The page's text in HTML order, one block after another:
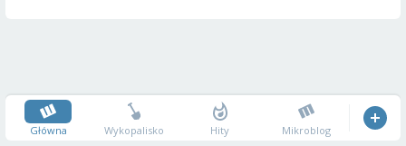
Główna Wykopalisko Hity Mikroblog